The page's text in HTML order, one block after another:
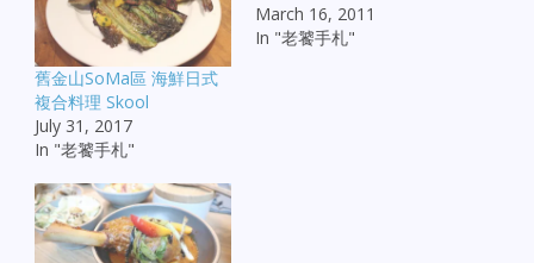
舊金山SoMa區 海鮮日式
複合料理 Skool
July 31, 2017
In "老饕手札"
March 16, 2011
In "老饕手札"